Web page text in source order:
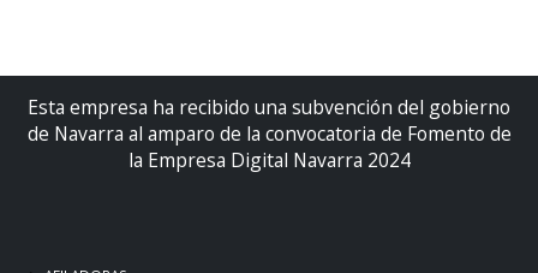
Esta empresa ha recibido una subvención del gobierno
de Navarra al amparo de la convocatoria de Fomento de
la Empresa Digital Navarra 2024